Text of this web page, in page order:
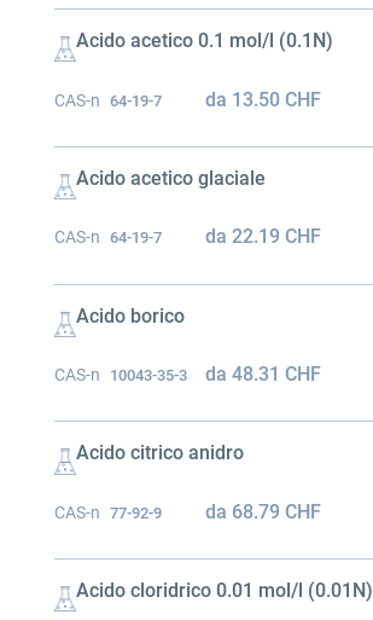
Acido acetico 0.1 mol/l (0.1N)
CAS-n 64-19-7 da 13.50CHF
Acido acetico glaciale
CAS-n 64-19-7 da22.19CHF
Acido borico
CAS-n 10043-35-3 da48.31CHF
Acido citrico anidro
CAS-n 77-92-9 da 68.79CHF
Acido cloridrico 0.01 mol/l (0.01N)